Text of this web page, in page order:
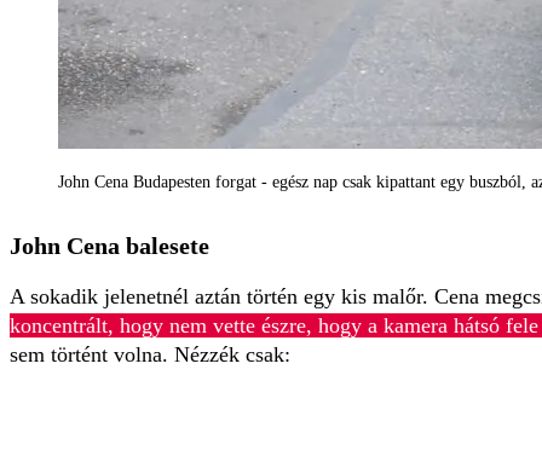
John Cena Budapesten forgat - egész nap csak kipattant egy
John Cena balesete
A sokadik jelenetnél aztán történ egy kis malőr. Cena
koncentrált, hogy nem vette észre, hogy a kamera hátsó
sem történt volna. Nézzék csak: